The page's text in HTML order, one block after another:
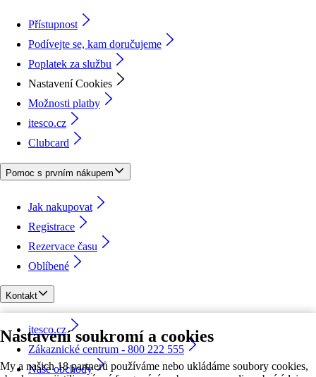
Nastavení soukromí a cookies
My a našich 18 partnerů používáme nebo ukládáme soubory cookies,
Přístupnost
Podívejte se, kam doručujeme
Poplatek za službu
Nastavení Cookies
Možnosti platby
itesco.cz
Clubcard
Pomoc s prvním nákupem
Jak nakupovat
Registrace
Rezervace času
Oblíbené
Kontakt
itesco.cz
Zákaznické centrum - 800 222 555
Naše obchody